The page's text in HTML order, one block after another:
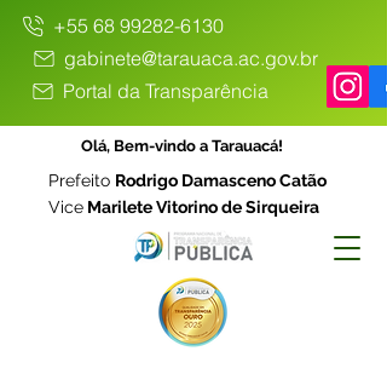
+55 68 99282-6130
gabinete@tarauaca.ac.gov.br
Portal da Transparência
Olá, Bem-vindo a Tarauacá!
Prefeito Rodrigo Damasceno Catão
Vice Marilete Vitorino de Sirqueira